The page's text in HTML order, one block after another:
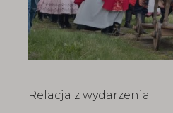
Relacja z wydarzenia